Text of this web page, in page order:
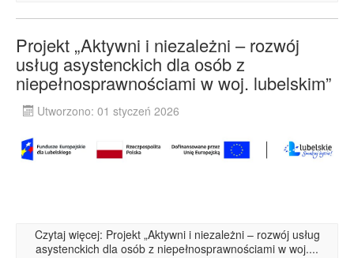
Projekt „Aktywni i niezależni – rozwój
usług asystenckich dla osób z
niepełnosprawnościami w woj. lubelskim”
Utworzono: 01 styczeń 2026
Czytaj więcej: Projekt „Aktywni i niezależni – rozwój usług
asystenckich dla osób z niepełnosprawnościami w woj....